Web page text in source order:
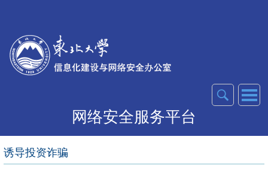
网络安全服务平台
诱导投资诈骗